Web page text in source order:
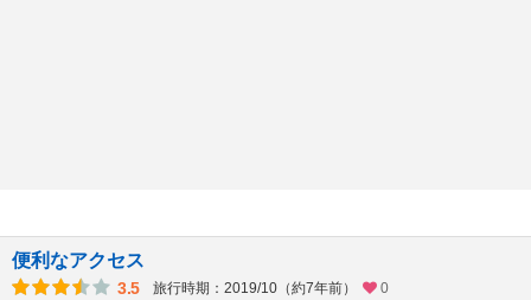
便利なアクセス
3.5 旅行時期：2019/10（約7年前）
0